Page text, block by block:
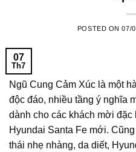
POSTED ON07/
07
Th7
Ngũ Cung Cảm Xúc là một
độc đáo, nhiều tầng ý nghĩa
dành cho các khách mời
Hyundai Santa Fe mới.
thái nhẹ nhàng, da diết,